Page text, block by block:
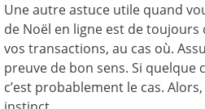
Une autre astuce utile quand
de Noël en ligne est de
vos transactions, au cas où.
preuve de bon sens. Si quelque
c’est probablement le cas.